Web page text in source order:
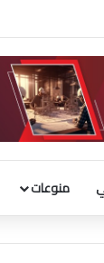
: إطلاق تحرك لحشد
منوعات